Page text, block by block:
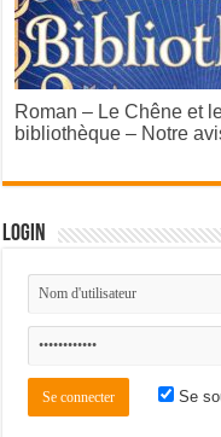
Roman – Le Chêne et
bibliothèque – Notre
Login
Se